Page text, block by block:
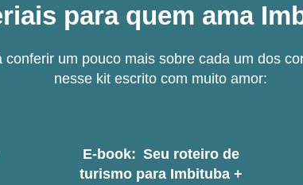
para quem ama
conferir um pouco mais sobre cada um dos
nesse kit escrito com muito amor:
E-book: Seu roteiro de
turismo para Imbituba +